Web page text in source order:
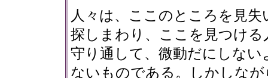
人々は、ここのところを見
探しまわり、ここを見つけ
守り通して、微動だにしな
ないものである。しかしな